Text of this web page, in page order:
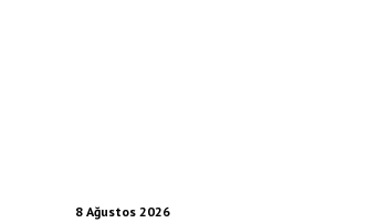
8 Ağustos 2026